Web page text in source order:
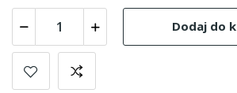
Dodaj do